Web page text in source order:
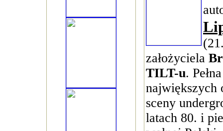
założyciela
TILT-u.
największych
sceny
latach 80. i